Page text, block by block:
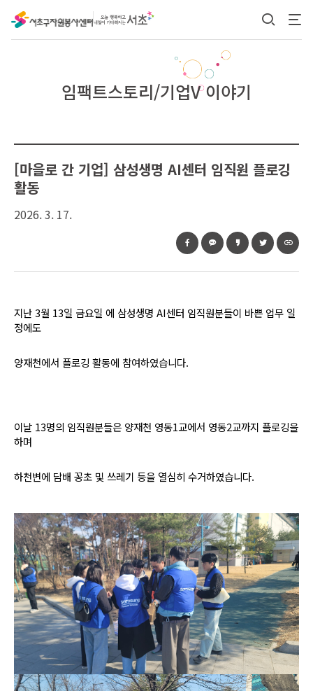
임팩트스토리/기업V 이야기
[마을로 간 기업] 삼성생명 AI센터 임직원 플로깅
활동
2026. 3. 17.
지난 3월 13일 금요일 에 삼성생명 AI센터 임직원분들이 바쁜 업무 일
정에도
양재천에서 플로깅 활동에 참여하였습니다.
이날 13명의 임직원분들은 양재천 영동1교에서 영동2교까지 플로깅을
하며
하천변에 담배 꽁초 및 쓰레기 등을 열심히 수거하였습니다.